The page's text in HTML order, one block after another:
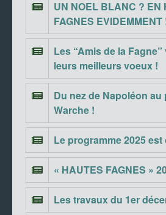
UN NOEL BLANC ? EN
FAGNES EVIDEMMENT
Les “Amis de la
leurs meilleurs voeux !
Du nez de Napoléon au
Warche !
Le programme 2025
« HAUTES FAGNES »
Les travaux du 1er